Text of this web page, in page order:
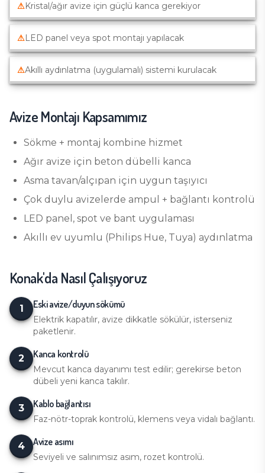
⚠Kristal/ağır avize için güçlü kanca gerekiyor
⚠LED panel veya spot montajı yapılacak
⚠Akıllı aydınlatma (uygulamalı) sistemi kurulacak
Avize Montajı Kapsamımız
Sökme + montaj kombine hizmet
Ağır avize için beton dübelli kanca
Asma tavan/alçıpan için uygun taşıyıcı
Çok duylu avizelerde ampul + bağlantı kontrolü
LED panel, spot ve bant uygulaması
Akıllı ev uyumlu (Philips Hue, Tuya) aydınlatma
Konak'da Nasıl Çalışıyoruz
1 Eski avize/duyun sökümü
Elektrik kapatılır, avize dikkatle sökülür, isterseniz
paketlenir.
2 Kanca kontrolü
Mevcut kanca dayanımı test edilir; gerekirse beton
dübeli yeni kanca takılır.
3 Kablo bağlantısı
Faz-nötr-toprak kontrolü, klemens veya vidalı bağlantı.
4 Avize asımı
Seviyeli ve salınımsız asım, rozet kontrolü.